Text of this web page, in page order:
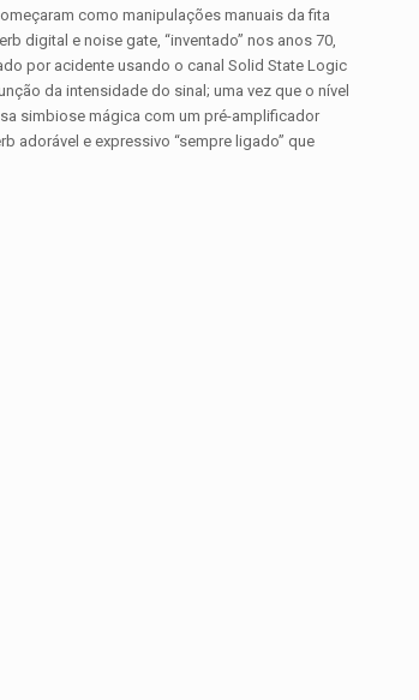
como manipulações manuais da fita
digital e noise gate, “inventado” nos anos 70,
por acidente usando o canal Solid State Logic
da intensidade do sinal; uma vez que o nível
simbiose mágica com um pré-amplificador
adorável e expressivo “sempre ligado” que